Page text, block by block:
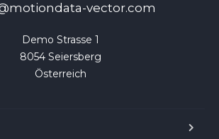
vector.com
Demo Strasse 1
8054 Seiersberg
Österreich